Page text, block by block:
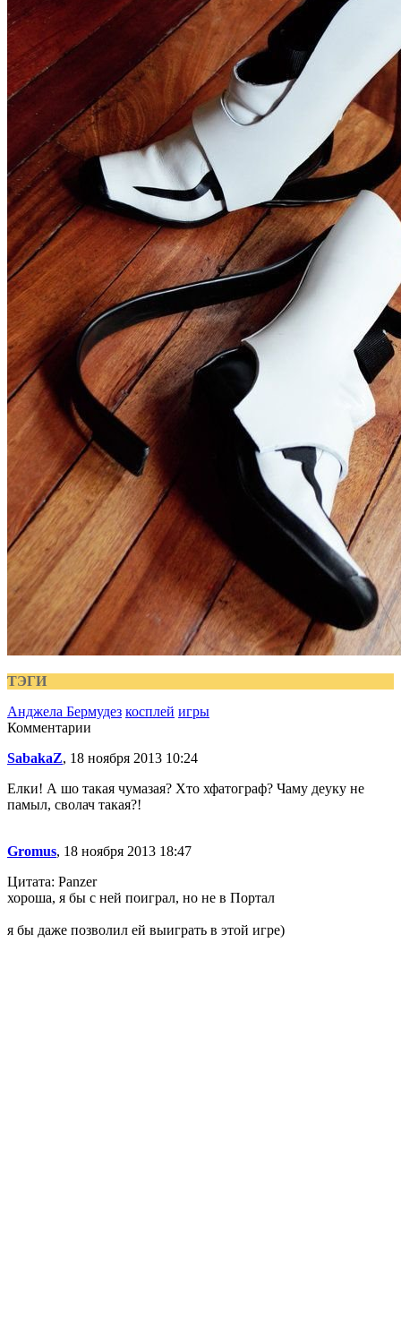
ТЭГИ
Анджела Бермудез косплей игры
Комментарии
SabakaZ, 18 ноября 2013 10:24
Елки! А шо такая чумазая? Хто хфатограф? Чаму деуку не
памыл, сволач такая?!
Gromus, 18 ноября 2013 18:47
Цитата: Panzer
хороша, я бы с ней поиграл, но не в Портал
я бы даже позволил ей выиграть в этой игре)